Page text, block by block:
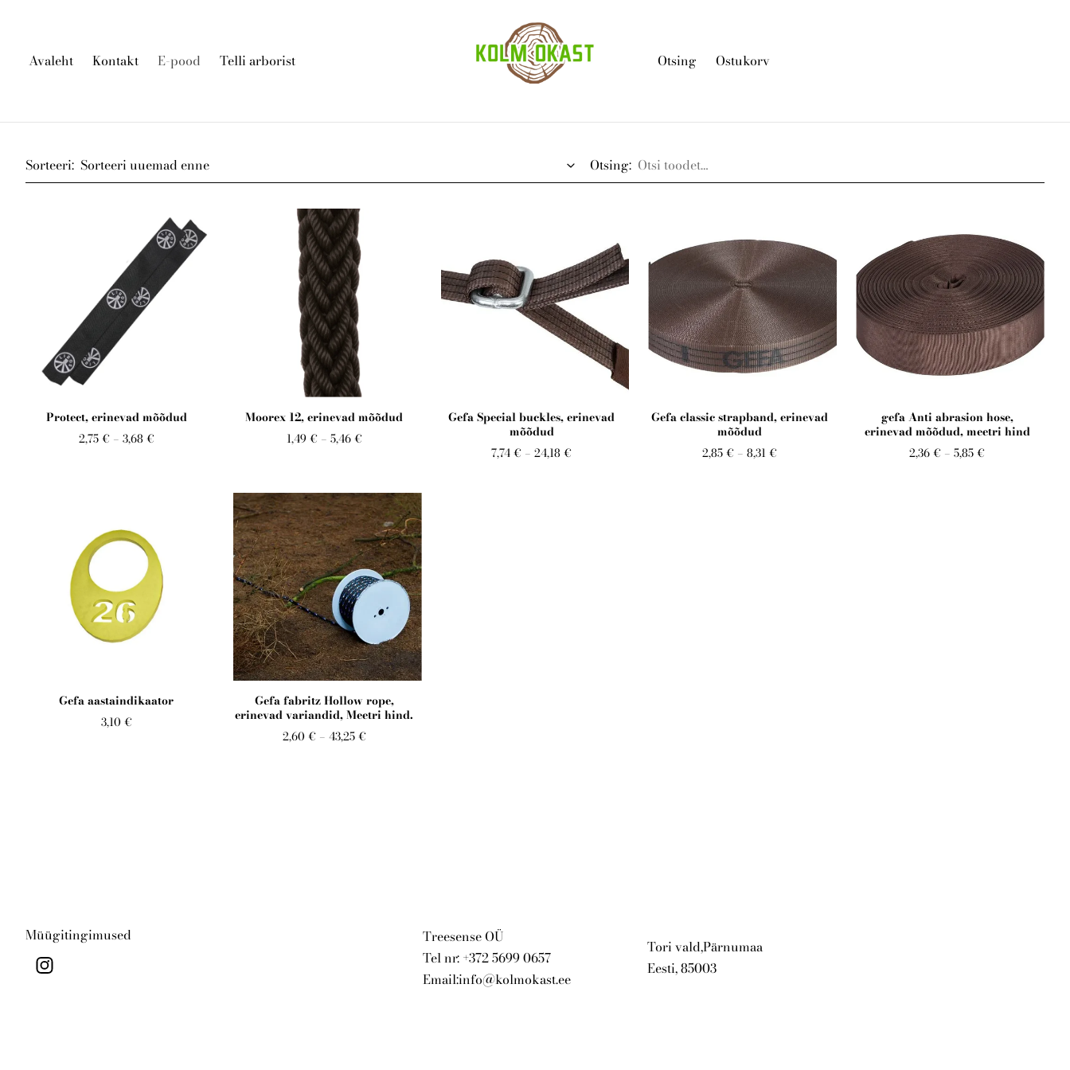
Avaleht Kontakt E-pood Telli arborist Otsing Ostukorv
Sorteeri: Otsing:
Protect, erinevad mõõdud
2,75 €– 3,68 €
Moorex 12, erinevad mõõdud
1,49 €– 5,46 €
Gefa Special buckles, erinevad
mõõdud
7,74 € –24,18 €
Gefa classic strapband, erinevad
mõõdud
2,85 €– 8,31 €
gefa Anti abrasion hose,
erinevad mõõdud, meetri hind
2,36 € –5,85 €
Gefa aastaindikaator
3,10 €
Gefa fabritz Hollow rope,
erinevad variandid, Meetri hind.
2,60 €– 43,25 €
Müügitingimused
Treesense OÜ
Tel nr: +372 5699 0657
Email:info@kolmokast.ee
Tori vald,Pärnumaa
Eesti, 85003